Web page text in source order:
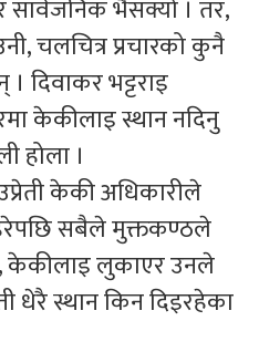
सार्वजनिक भैसक्यो । तर,
चलचित्र प्रचारको कुनै
दिवाकर भट्टराइ
केकीलाइ स्थान नदिनु
होला ।
केकी अधिकारीले
हेरेपछि सबैले मुक्तकण्ठले
केकीलाइ लुकाएर उनले
धेरै स्थान किन दिइरहेका